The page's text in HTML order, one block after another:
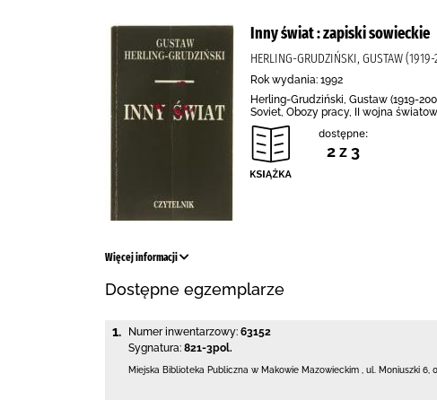
Inny świat : zapiski sowieckie
HERLING-GRUDZIŃSKI, GUSTAW
Rok wydania: 1992
Herling-Grudziński, Gustaw (1919-
Soviet, Obozy pracy, II wojna
dostępne:
2 z 3
Więcej informacji
Dostępne egzemplarze
1. Numer inwentarzowy: 63152
Sygnatura: 821-3pol.
Miejska Biblioteka Publiczna w Makowie Mazowieckim ul. Moniuszki 6